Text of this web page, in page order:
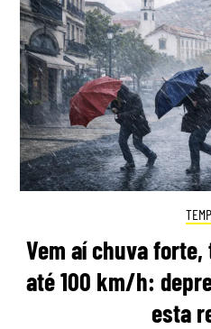
Vem aí chuva
até 100 km/h:
esta